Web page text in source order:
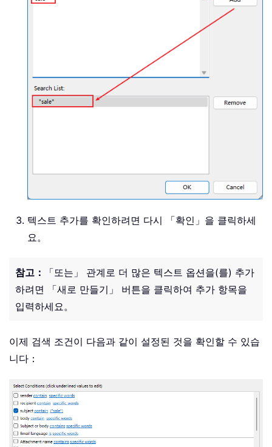
텍스트 추가를 확인하려면 다시 「확인」을 클릭하세
요。
참고：
「또는」 관계로 더 많은 텍스트 옵션을(를) 추가
하려면 「새로 만들기」 버튼을 클릭하여 추가 항목을
입력하세요。
이제 검색 조건이 다음과 같이 설정된 것을 확인할 수 있습
니다：